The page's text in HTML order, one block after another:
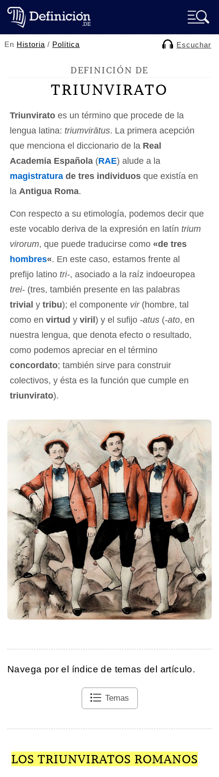
En Historia / Política Escuchar
DEFINICIÓN DE
TRIUNVIRATO
Triunvirato es un término que procede de la
lengua latina: triumvirātus. La primera acepción
que menciona el diccionario de la Real
Academia Española (RAE) alude a la
magistratura de tres individuos que existía en
la Antigua Roma.
Con respecto a su etimología, podemos decir que
este vocablo deriva de la expresión en latín trium
virorum, que puede traducirse como «de tres
hombres«. En este caso, estamos frente al
prefijo latino tri-, asociado a la raíz indoeuropea
trei- (tres, también presente en las palabras
trivial y tribu); el componente vir(hombre, tal
como en virtud y viril ) y el sufijo -atus (-ato, en
nuestra lengua, que denota efecto o resultado,
como podemos apreciar en el término
concordato; también sirve para construir
colectivos, y ésta es la función que cumple en
triunvirato).
Navega por el índice de temas del artículo.
Temas
LOS TRIUNVIRATOS ROMANOS